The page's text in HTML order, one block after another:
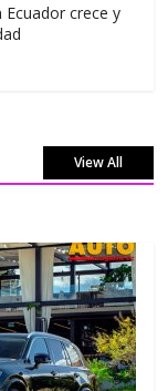
crece y
View All